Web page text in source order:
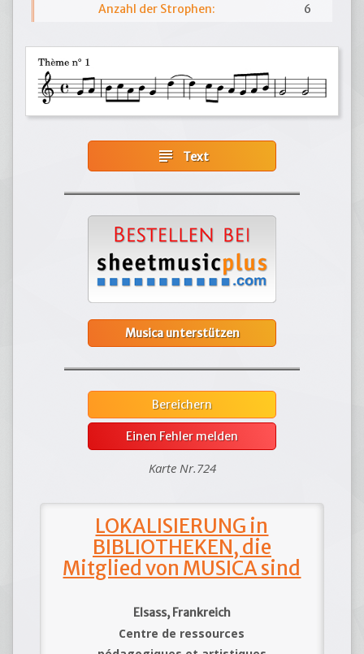
Anzahl der Strophen:
6
subject Text
Musica unterstützen
Bereichern
Einen Fehler melden
Karte Nr.724
LOKALISIERUNG in
BIBLIOTHEKEN, die
Mitglied von MUSICA sind
Elsass, Frankreich
Centre de ressources